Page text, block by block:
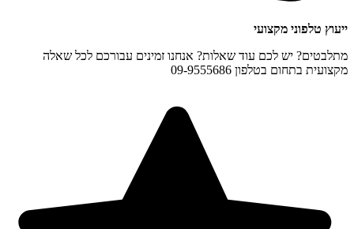
ייעוץ טלפוני מקצועי
מתלבטים? יש לכם עוד שאלות? אנחנו זמינים עבורכם לכל שאלה
מקצועית בתחום בטלפון 09-9555686